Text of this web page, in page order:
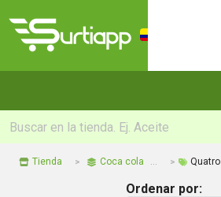
Tienda Coca cola Quatro
Ordenar por: